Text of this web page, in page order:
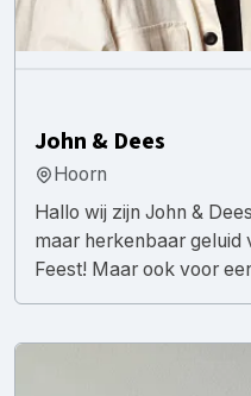
John & Dees
Hoorn
Hallo wij zijn John &
maar herkenbaar geluid
Feest! Maar ook voor